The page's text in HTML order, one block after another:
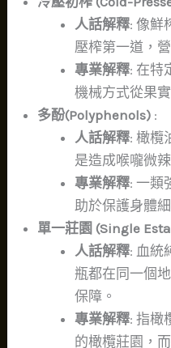
人話解釋: 像鮮
壓榨第一道，
專業解釋: 在特
機械方式從果
多酚(Polyphenols) :
人話解釋: 橄欖
是造成喉嚨微
專業解釋: 一類
助於保護身體
單一莊園 (Single
人話解釋: 血統
瓶都在同一個
保障。
專業解釋: 指橄
的橄欖莊園，